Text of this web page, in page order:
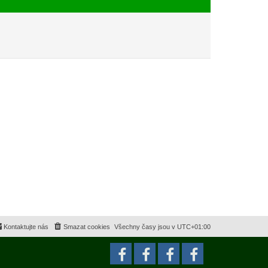
Všechny časy jsou v UTC+01:00
Smazat cookies
Kontaktujte nás